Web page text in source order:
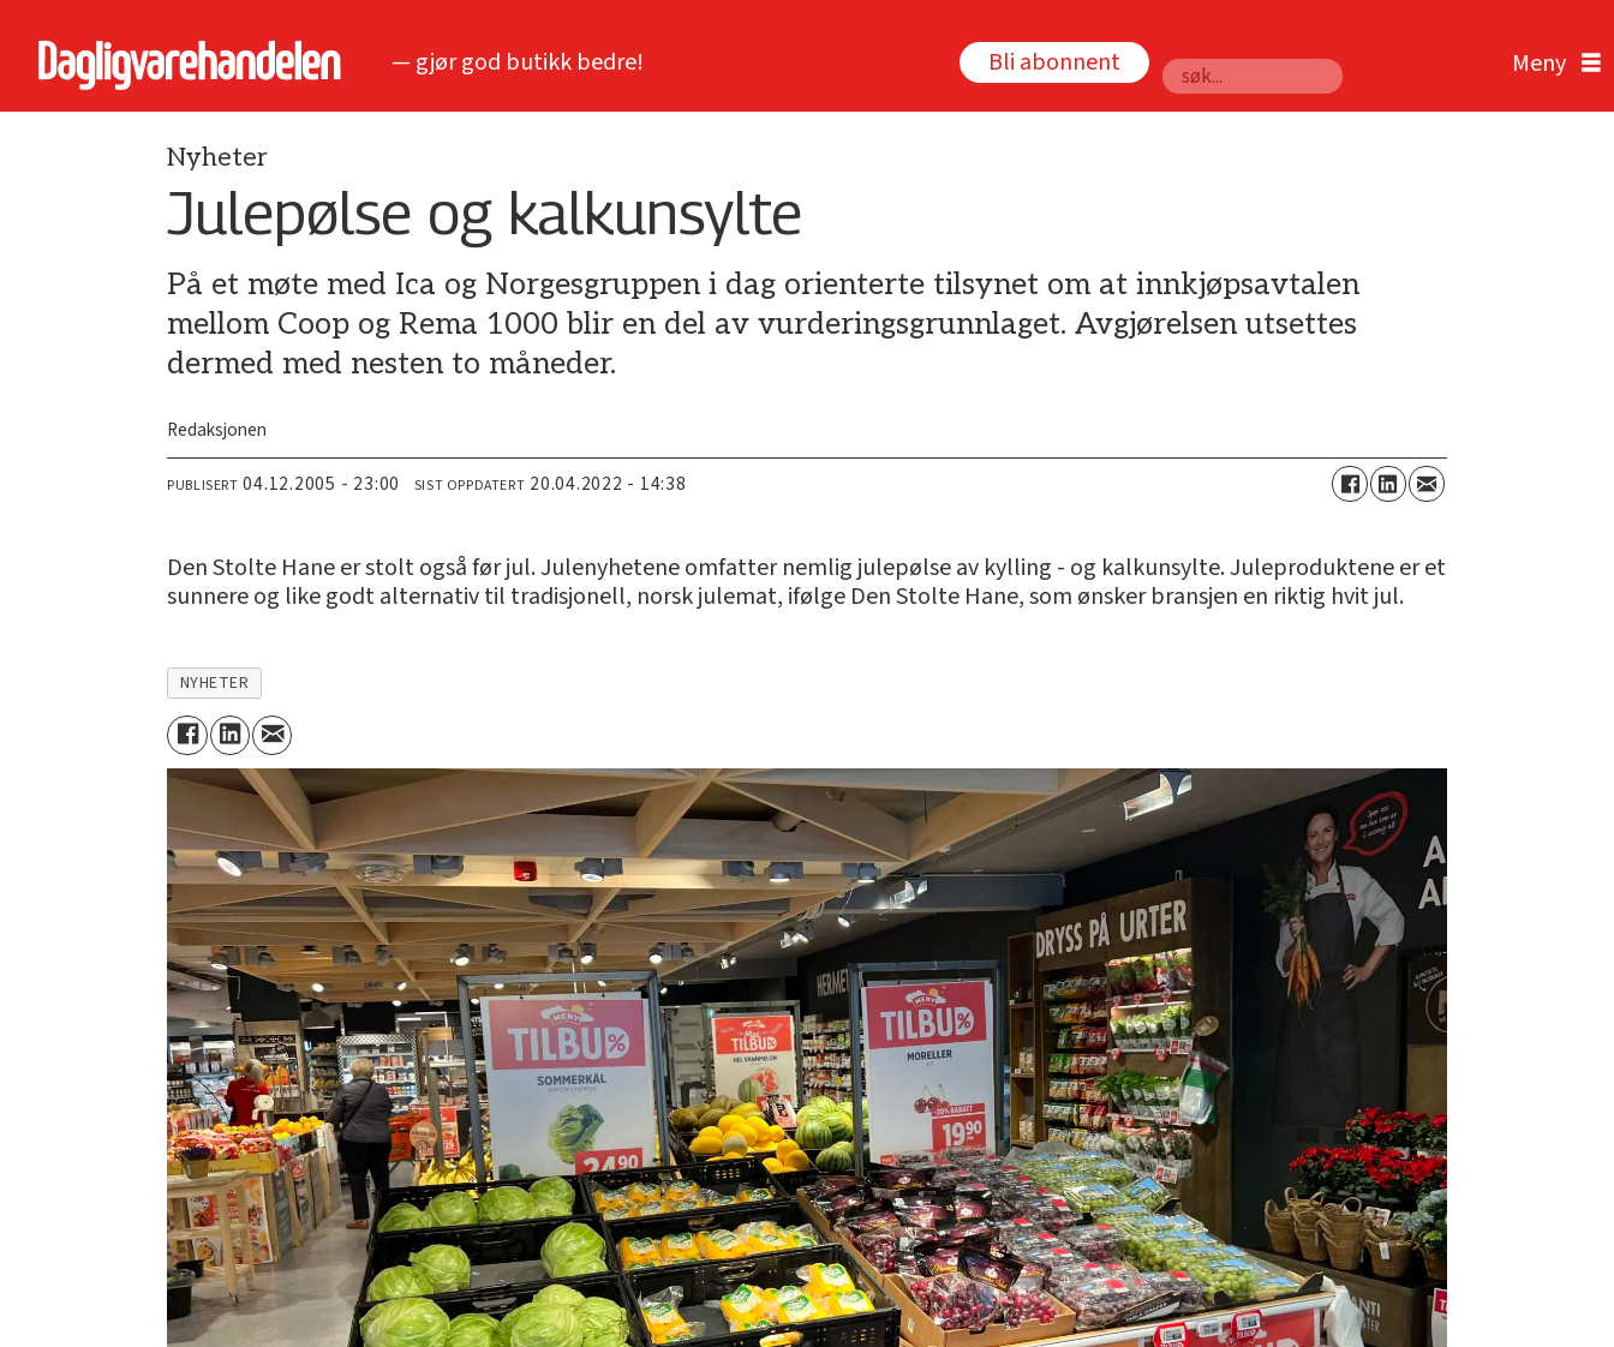
— gjør god butikk bedre! Bli abonnent
Søk
Nyheter
Julepølse og kalkunsylte
På et møte med Ica og Norgesgruppen i dag orienterte tilsynet om at innkjøpsavtalen
mellom Coop og Rema 1000 blir en del av vurderingsgrunnlaget. Avgjørelsen utsettes
dermed med nesten to måneder.
Redaksjonen
PUBLISERT 04.12.2005 - 23:00 SIST OPPDATERT 20.04.2022 - 14:38
Den Stolte Hane er stolt også før jul. Julenyhetene omfatter nemlig julepølse av kylling - og kalkunsylte. Juleproduktene er et
sunnere og like godt alternativ til tradisjonell, norsk julemat, ifølge Den Stolte Hane, som ønsker bransjen en riktig hvit jul.
NYHETER